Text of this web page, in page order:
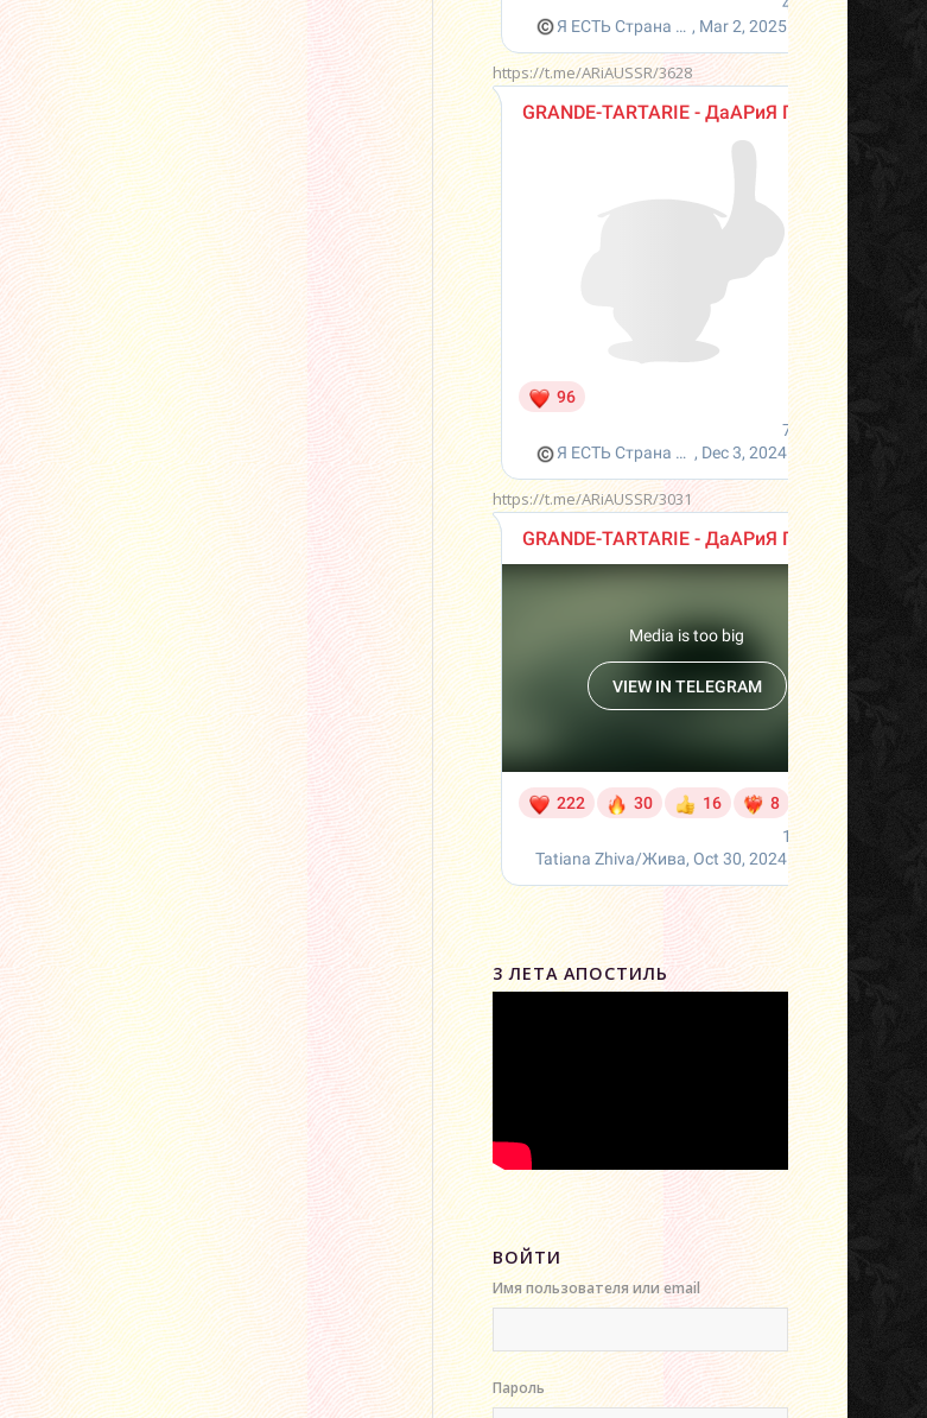
https://t.me/ARiAUSSR/3628
https://t.me/ARiAUSSR/3031
3 ЛЕТА АПОСТИЛЬ
ВОЙТИ
Имя пользователя или email
Пароль